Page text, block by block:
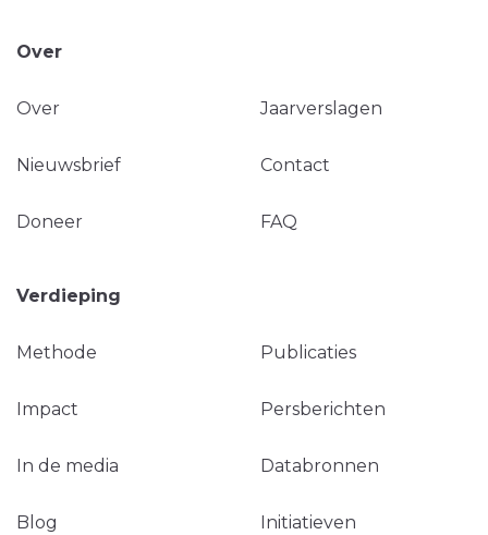
Over
Over Jaarverslagen
Nieuwsbrief Contact
Doneer FAQ
Verdieping
Methode Publicaties
Impact Persberichten
In de media Databronnen
Blog Initiatieven